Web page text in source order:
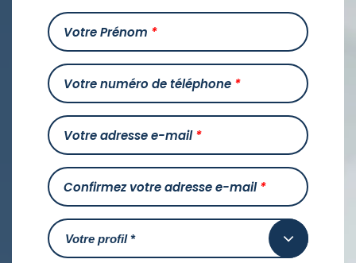
Votre Prénom *
Votre numéro de téléphone *
Votre adresse e-mail*
Confirmez votre adresse e-mail*